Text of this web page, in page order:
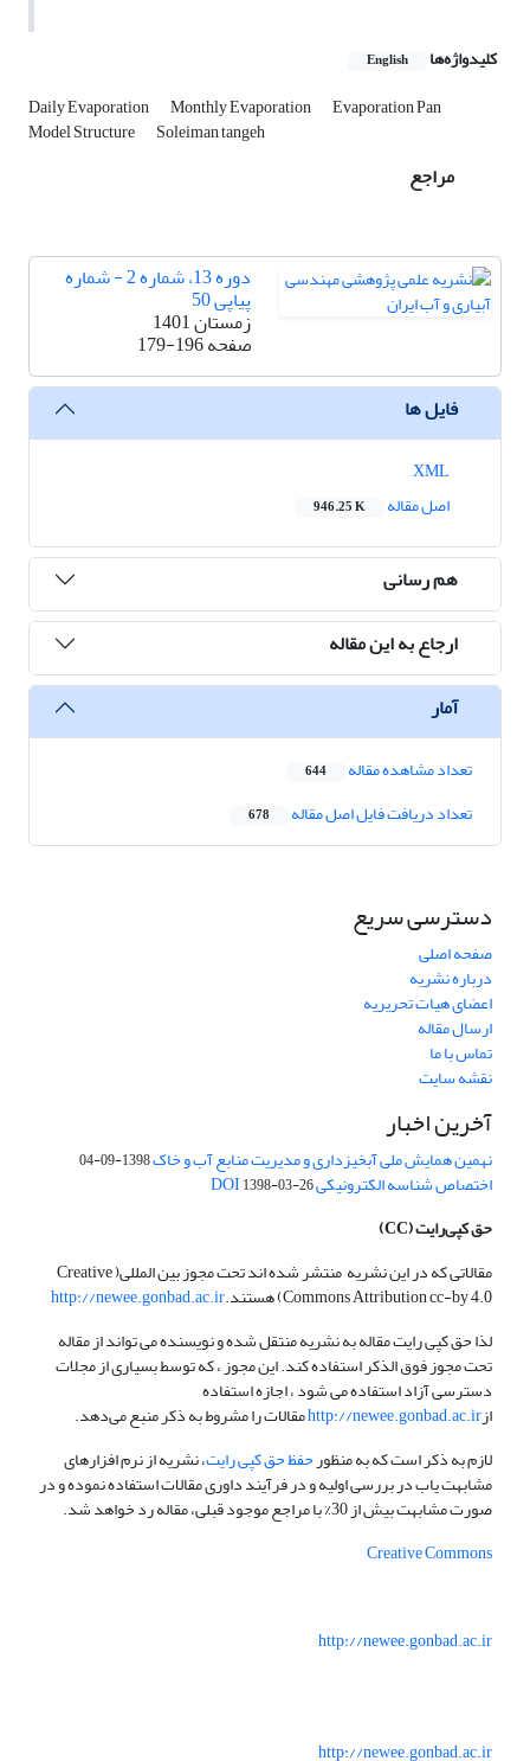
کلیدواژه‌ها English
Daily Evaporation Monthly Evaporation Evaporation Pan
Model Structure Soleiman tangeh
مراجع
دوره 13، شماره 2 - شماره
پیاپی 50
زمستان 1401
صفحه179-196
فایل ها
اصل مقاله
946.25 K
هم رسانی
ارجاع به این مقاله
آمار
تعداد مشاهده مقاله 644
تعداد دریافت فایل اصل مقاله 678
دسترسی سریع
صفحه اصلی
درباره نشریه
اعضای هیات تحریریه
ارسال مقاله
تماس با ما
نقشه سایت
آخرین اخبار
نهمین همایش ملی آبخیزداری و مدیریت منابع آب و خاک1398-09-04
اختصاص شناسه الکترونیکی DOI1398-03-26
حق کپی‌رایت(CC)
مقالاتی که در این نشریه منتشر شده اند تحت مجوز بین المللی( Creative
Commons Attribution cc-by 4.0) هستند.
http://newee.gonbad.ac.ir
لذا حق کپی رایت مقاله به نشریه منتقل شده و نویسنده می تواند از مقاله
تحت مجوز فوق الذکر استفاده کند. این مجوز ، که توسط بسیاری از مجلات
دسترسی آزاد استفاده می شود ، اجازه استفاده
ازhttp://newee.gonbad.ac.irمقالات را مشروط به ذکر منبع می‌دهد.
لازم به ذکر است که به منظورحفظ حق کپی رایت، نشریه از نرم افزارهای
مشابهت یاب در بررسی اولیه و در فرآیند داوری مقالات استفاده نموده و در
صورت مشابهت بیش از 30% با مراجع موجود قبلی، مقاله رد خواهد شد.
Creative Commons
http://newee.gonbad.ac.ir
http://newee.gonbad.ac.ir